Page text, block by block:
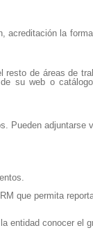
acreditación la
resto de áreas de
su web o
Pueden adjuntarse
que permita
entidad conocer el